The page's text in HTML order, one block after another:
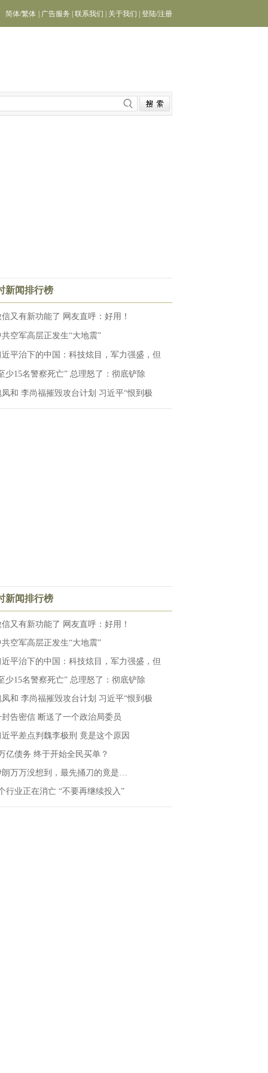
简体/繁体 广告服务 联系我们 关于我们 登陆/注册
新闻排行榜
信又有新功能了 网友直呼：好用！
共空军高层正发生“大地震”
近平治下的中国：科技炫目，军力强盛，但
少15名警察死亡” 总理怒了：彻底铲除
凤和 李尚福摧毁攻台计划 习近平“恨到极
新闻排行榜
信又有新功能了 网友直呼：好用！
共空军高层正发生“大地震”
近平治下的中国：科技炫目，军力强盛，但
少15名警察死亡” 总理怒了：彻底铲除
凤和 李尚福摧毁攻台计划 习近平“恨到极
封告密信 断送了一个政治局委员
近平差点判魏李极刑 竟是这个原因
亿债务 终于开始全民买单？
朗万万没想到，最先捅刀的竟是…
行业正在消亡 “不要再继续投入”